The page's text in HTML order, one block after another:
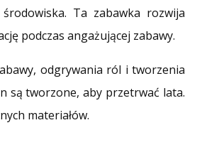
Ta zabawka rozwija
podczas angażującej zabawy.
odgrywania ról i tworzenia
są tworzone, aby przetrwać lata.
materiałów.